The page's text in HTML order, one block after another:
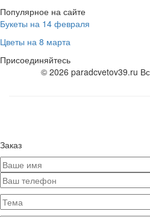
Популярное на сайте
Букеты на 14 февраля
Цветы на 8 марта
Присоединяйтесь
© 2026 paradcvetov39.ru
Заказ